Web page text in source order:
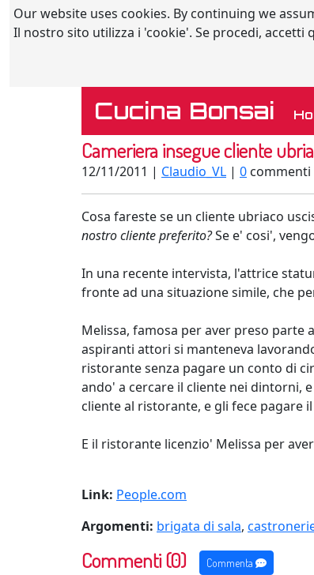
Our website uses cookies. By continuing we
Il nostro sito utilizza i 'cookie'. Se procedi, accetti
Cucina Bonsai
Cameriera insegue cliente
12/11/2011 | Claudio_VL | 0 commenti
Cosa fareste se un cliente ubriaco
nostro cliente preferito?Se e' cosi',
In una recente intervista, l'attrice
fronte ad una situazione simile, che
Melissa, famosa per aver preso parte
aspiranti attori si manteneva
ristorante senza pagare un conto di
ando' a cercare il cliente nei dintorni,
cliente al ristorante, e gli fece pagare
E il ristorante licenzio' Melissa per
Link: People.com
Argomenti: brigata di sala,
Commenti (0) Commenta